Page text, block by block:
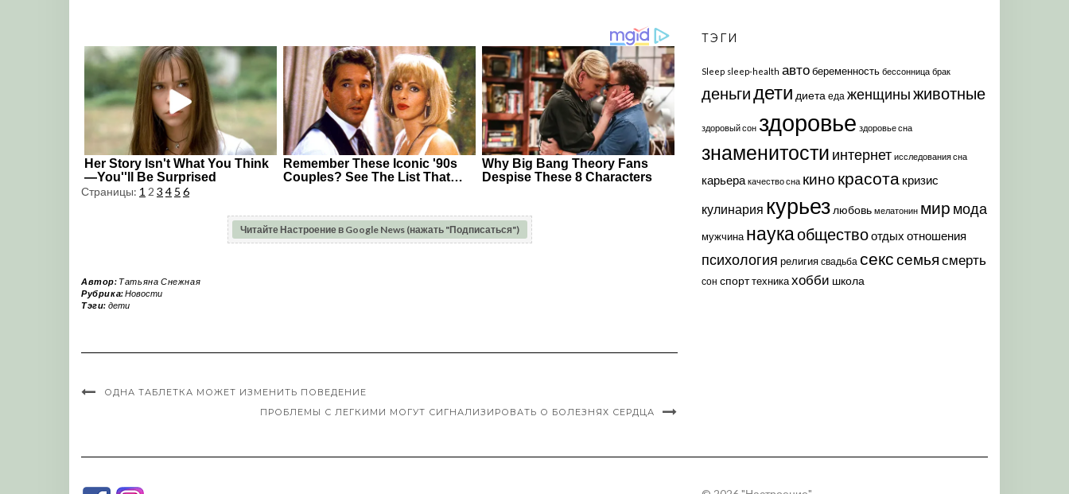
Страницы: 1 2 3 4 5 6
Читайте Настроение в Google News (нажать "Подписаться")
Автор: Татьяна Снежная
Рубрика:Новости
Тэги: дети
ОДНА ТАБЛЕТКА МОЖЕТ ИЗМЕНИТЬ ПОВЕДЕНИЕ
ПРОБЛЕМЫ С ЛЕГКИМИ МОГУТ СИГНАЛИЗИРОВАТЬ О БОЛЕЗНЯХ СЕРДЦА
ТЭГИ
Sleep sleep-health автобеременность бессонница брак
деньгидети диета еда женщиныживотные
здоровый сон здоровье здоровье сна
знаменитости интернет исследования сна
карьера качество сна кино красота кризис
кулинария курьез любовь мелатонин мир мода
мужчина наукаобществоотдых отношения
психология религия свадьба секссемья смерть
сон спорттехникахобби школа